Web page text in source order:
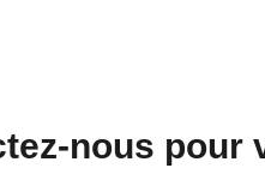
nous pour